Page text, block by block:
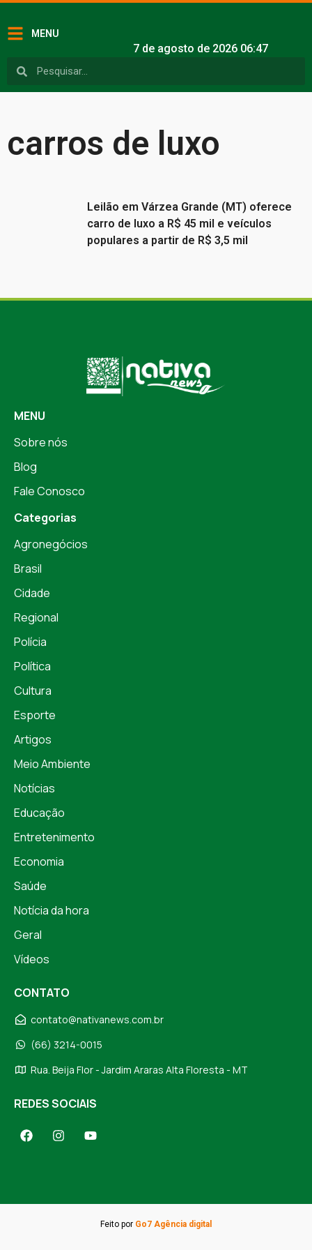
MENU
7 de agosto de 2026 06:47
carros de luxo
Leilão em Várzea Grande (MT) oferece
carro de luxo a R$ 45 mil e veículos
populares a partir de R$ 3,5 mil
MENU
Sobre nós
Blog
Fale Conosco
Categorias
Agronegócios
Brasil
Cidade
Regional
Polícia
Política
Cultura
Esporte
Artigos
Meio Ambiente
Notícias
Educação
Entretenimento
Economia
Saúde
Notícia da hora
Geral
Vídeos
CONTATO
contato@nativanews.com.br
(66) 3214-0015
Rua. Beija Flor - Jardim Araras Alta Floresta - MT
REDES SOCIAIS
Feito por Go7 Agência digital